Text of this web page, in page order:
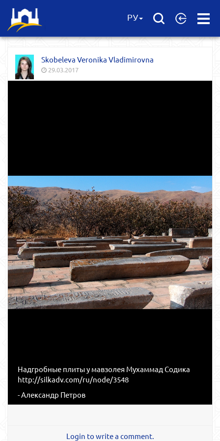
Open
РУ
Skobeleva Veronika Vladimirovna
29.03.2017
Надгробные плиты у мавзолея Мухаммад Содика
http://silkadv.com/ru/node/3548
- Александр Петров
Login to write a comment.